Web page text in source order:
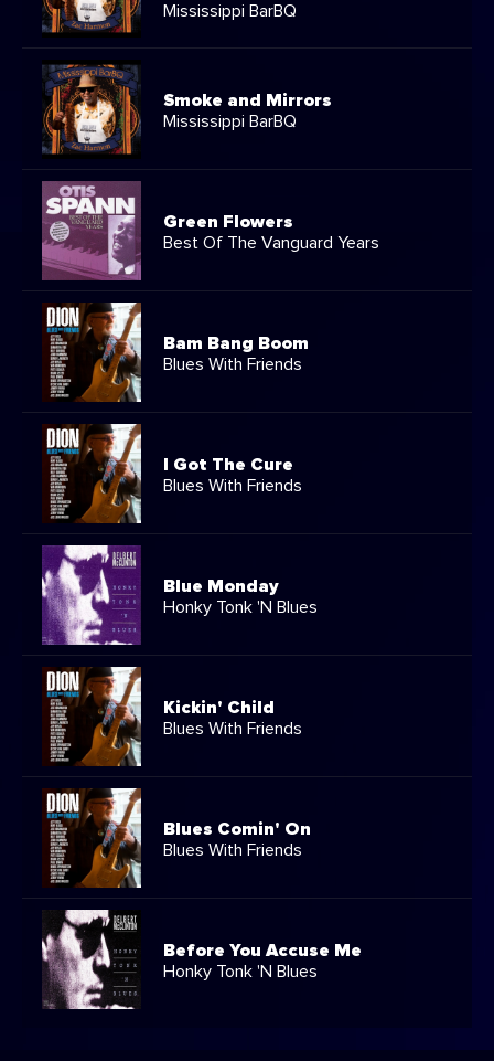
Mississippi BarBQ
Smoke and Mirrors
Mississippi BarBQ
Green Flowers
Best Of The Vanguard Years
Bam Bang Boom
Blues With Friends
I Got The Cure
Blues With Friends
Blue Monday
Honky Tonk 'N Blues
Kickin' Child
Blues With Friends
Blues Comin' On
Blues With Friends
Before You Accuse Me
Honky Tonk 'N Blues